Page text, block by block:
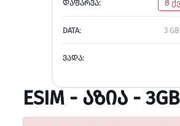
ᲓᲐᲤᲐᲠᲕᲐ: 8
DATA: 3
ᲕᲐᲓᲐ:
ESIM - ᲐᲖᲘᲐ -